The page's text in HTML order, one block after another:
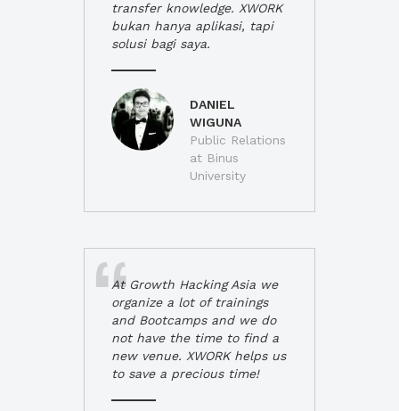
transfer knowledge. XWORK
bukan hanya aplikasi, tapi
solusi bagi saya.
DANIEL
WIGUNA
Public Relations
at Binus
University
At Growth Hacking Asia we
organize a lot of trainings
and Bootcamps and we do
not have the time to find a
new venue. XWORK helps us
to save a precious time!